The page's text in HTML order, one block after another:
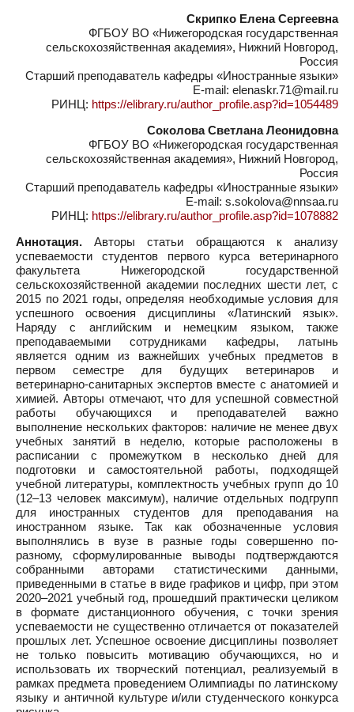
Скрипко Елена Сергеевна
ФГБОУ ВО «Нижегородская государственная
сельскохозяйственная академия», Нижний Новгород,
Россия
Старший преподаватель кафедры «Иностранные языки»
E-mail: elenaskr.71@mail.ru
РИНЦ: https://elibrary.ru/author_profile.asp?id=1054489
Соколова Светлана Леонидовна
ФГБОУ ВО «Нижегородская государственная
сельскохозяйственная академия», Нижний Новгород,
Россия
Старший преподаватель кафедры «Иностранные языки»
E-mail: s.sokolova@nnsaa.ru
РИНЦ: https://elibrary.ru/author_profile.asp?id=1078882
Аннотация. Авторы статьи обращаются к анализу
успеваемости студентов первого курса ветеринарного
факультета Нижегородской государственной
сельскохозяйственной академии последних шести лет, с
2015 по 2021 годы, определяя необходимые условия для
успешного освоения дисциплины «Латинский язык».
Наряду с английским и немецким языком, также
преподаваемыми сотрудниками кафедры, латынь
является одним из важнейших учебных предметов в
первом семестре для будущих ветеринаров и
ветеринарно-санитарных экспертов вместе с анатомией и
химией. Авторы отмечают, что для успешной совместной
работы обучающихся и преподавателей важно
выполнение нескольких факторов: наличие не менее двух
учебных занятий в неделю, которые расположены в
расписании с промежутком в несколько дней для
подготовки и самостоятельной работы, подходящей
учебной литературы, комплектность учебных групп до 10
(12–13 человек максимум), наличие отдельных подгрупп
для иностранных студентов для преподавания на
иностранном языке. Так как обозначенные условия
выполнялись в вузе в разные годы совершенно по-
разному, сформулированные выводы подтверждаются
собранными авторами статистическими данными,
приведенными в статье в виде графиков и цифр, при этом
2020–2021 учебный год, прошедший практически целиком
в формате дистанционного обучения, с точки зрения
успеваемости не существенно отличается от показателей
прошлых лет. Успешное освоение дисциплины позволяет
не только повысить мотивацию обучающихся, но и
использовать их творческий потенциал, реализуемый в
рамках предмета проведением Олимпиады по латинскому
языку и античной культуре и/или студенческого конкурса